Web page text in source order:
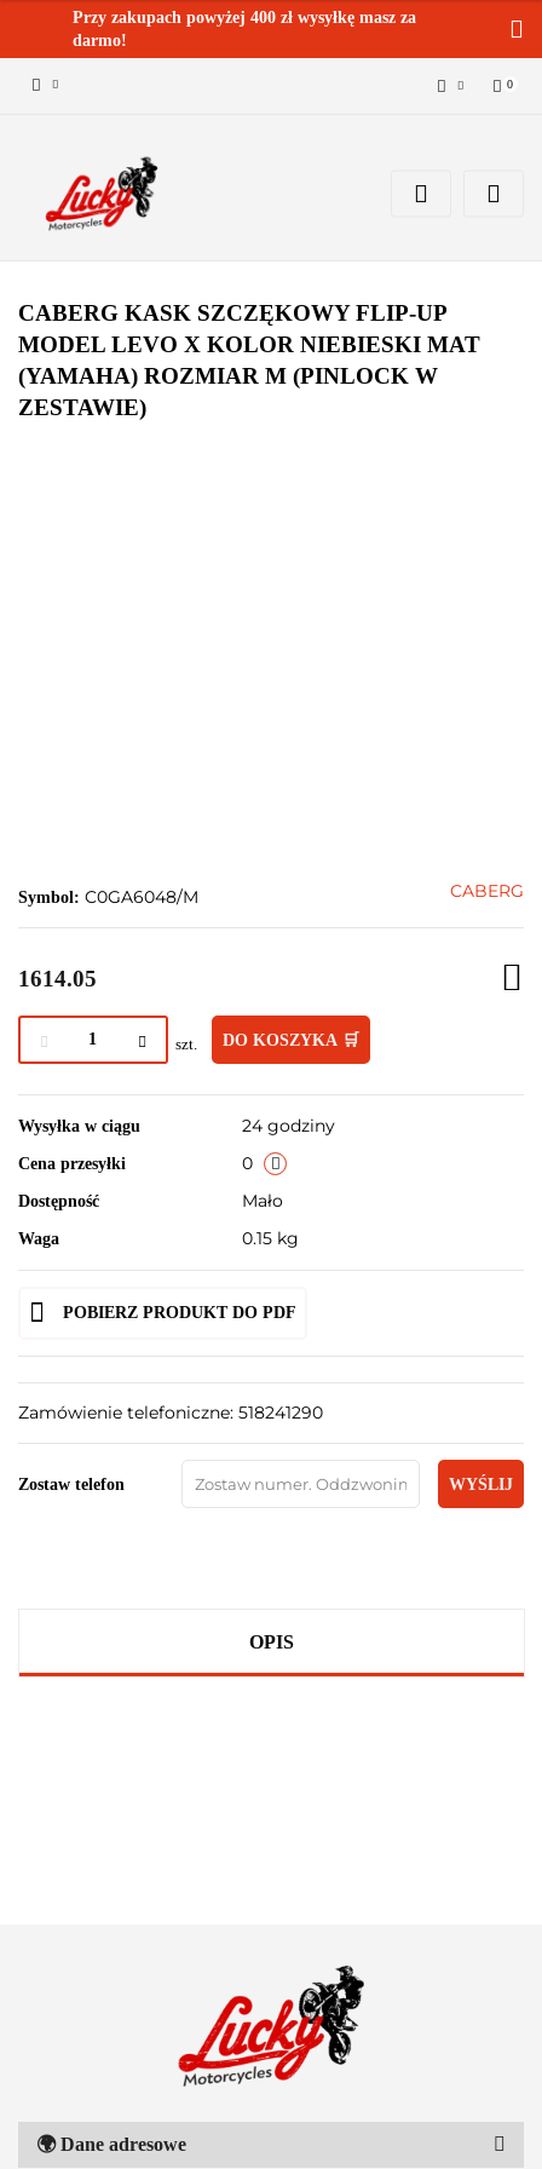
Przy zakupach powyżej 400 zł wysyłkę masz za
darmo!
Dodaj zgłoszenie
0
CABERG KASK SZCZĘKOWY FLIP-UP
MODEL LEVO X KOLOR NIEBIESKI MAT
(YAMAHA) ROZMIAR M (PINLOCK W
ZESTAWIE)
Symbol: C0GA6048/M CABERG
1614.05
szt. DO KOSZYKA 🛒
Wysyłka w ciągu 24 godziny
Cena przesyłki 0
Dostępność Mało
Waga 0.15 kg
POBIERZ PRODUKT DO PDF
Zamówienie telefoniczne: 518241290
Zostaw telefon WYŚLIJ
OPIS
🌍Dane adresowe